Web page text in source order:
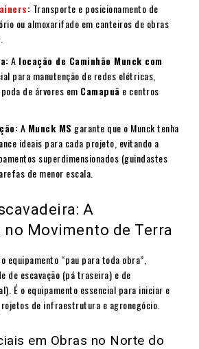
: Transporte e posicionamento de
ou almoxarifado em canteiros de obras
A locação de Caminhão Munck com
para manutenção de redes elétricas,
de árvores em Camapuã e centros
A Munck MS garante que o Munck tenha
ideais para cada projeto, evitando a
superdimensionados (guindastes
de menor escala.
A
Movimento de Terra
equipamento “pau para toda obra”,
de escavação (pá traseira) e de
É o equipamento essencial para iniciar e
de infraestrutura e agronegócio.
em Obras no Norte do